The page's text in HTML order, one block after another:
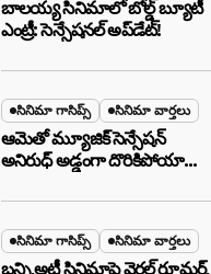
బాలయ్య సినిమాలో బోల్డ్ బ్యూటీ
ఎంట్రీ: సెన్సేషనల్ అప్‌డేట్!
సినిమా గాసిప్స్ సినిమా వార్తలు
ఆమెతో మ్యూజిక్ సెన్సేషన్
అనిరుధ్ అడ్డంగా దొరికిపోయారా?
మేటర్!
సినిమా గాసిప్స్ సినిమా వార్తలు
బన్ని,అట్లీ సినిమాపై వైరల్ రూమర్,